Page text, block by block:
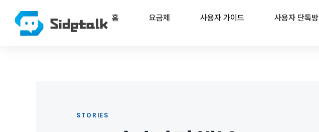
홈 요금제 사용자 가이드 사용자 단톡방
STORIES